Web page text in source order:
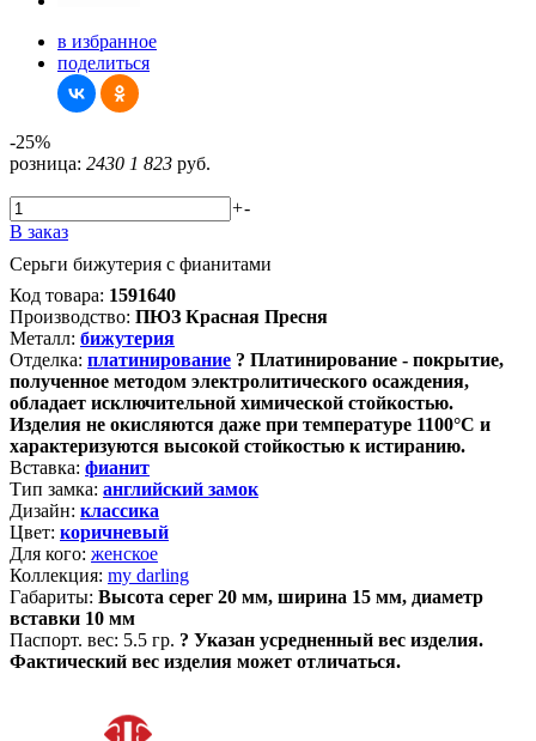
в избранное
поделиться
-25%
розница: 2430 1 823 руб.
+-
В заказ
Серьги бижутерия с фианитами
Код товара: 1591640
Производство: ПЮЗ Красная Пресня
Металл: бижутерия
Отделка: платинирование ? Платинирование - покрытие,
полученное методом электролитического осаждения,
обладает исключительной химической стойкостью.
Изделия не окисляются даже при температуре 1100°С и
характеризуются высокой стойкостью к истиранию.
Вставка: фианит
Тип замка: английский замок
Дизайн: классика
Цвет: коричневый
Для кого: женское
Коллекция: my darling
Габариты: Высота серег 20 мм, ширина 15 мм, диаметр
вставки 10 мм
Паспорт. вес: 5.5 гр. ? Указан усредненный вес изделия.
Фактический вес изделия может отличаться.